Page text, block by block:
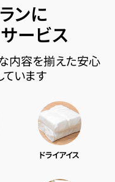
ンに
ービス
内容を揃えた安心
ています
ドライアイス